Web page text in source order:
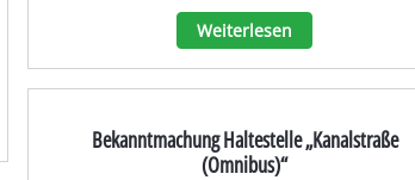
Weiterlesen
Bekanntmachung Haltestelle „Kanalstraße
(Omnibus)“